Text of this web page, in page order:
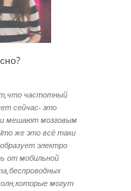
Qualität
- 117 MB
- 79 MB
- 65 MB
Qualität
Qualität
- 34 MB
Qualität
частотный
сейчас- это
мешают мозговым
же это всё таки
электро
от мобильной
могут